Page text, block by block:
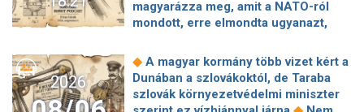
magyarázza meg, amit a NATO-ról
mondott, erre elmondta ugyanazt,
kötött szerződéseket a HM cége a
Lounge Eventtel, a miniszter
feljelentést tett
◆Orbán Anita
megkérte a szlovák kormányt, hogy
2026
◆ A magyar kormány több vizet kért a
Dunában a szlovákoktól, de Taraba
szlovák környezetvédelmi miniszter